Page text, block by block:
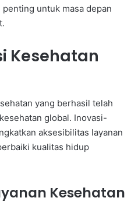
untuk masa depan
Kesehatan
yang berhasil telah
global. Inovasi-
aksesibilitas layanan
kualitas hidup
Kesehatan